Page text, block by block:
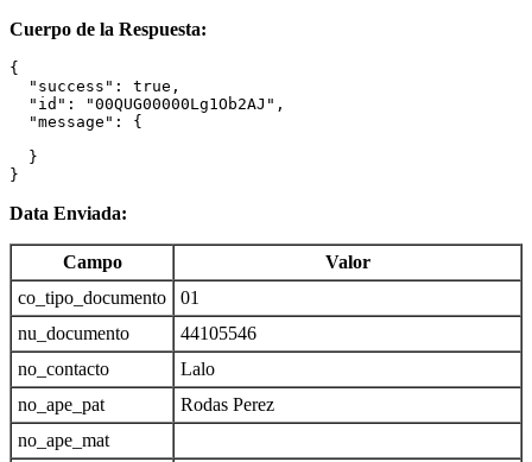
Cuerpo de la Respuesta:
{
  "success": true,
  "id": "00QUG00000Lg1Ob2AJ",
  "message": {
  }
}
Data Enviada:
Campo
Valor
co_tipo_documento
01
nu_documento
44105546
no_contacto
Lalo
no_ape_pat
Rodas Perez
no_ape_mat